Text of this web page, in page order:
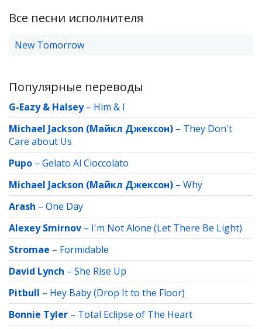
Все песни исполнителя
New Tomorrow
Популярные переводы
G-Eazy & Halsey– Him & I
Michael Jackson (Майкл Джексон) – They Don't
Care about Us
Pupo – Gelato Al Cioccolato
Michael Jackson (Майкл Джексон) – Why
Arash – One Day
Alexey Smirnov – I'm Not Alone (Let There Be Light)
Stromae – Formidable
David Lynch – She Rise Up
Pitbull – Hey Baby (Drop It to the Floor)
Bonnie Tyler – Total Eclipse of The Heart